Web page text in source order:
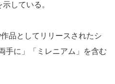
している。
品としてリリースされたシ
手に」「ミレニアム」を含む